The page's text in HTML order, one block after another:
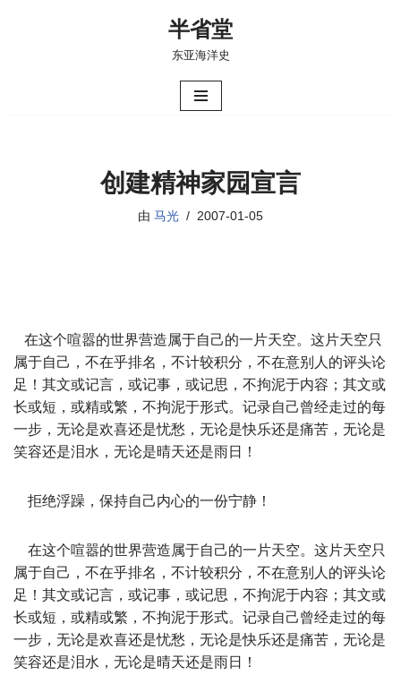
半省堂
东亚海洋史
创建精神家园宣言
由 马光 2007-01-05
在这个喧嚣的世界营造属于自己的一片天空。这片天空只
属于自己，不在乎排名，不计较积分，不在意别人的评头论
足！其文或记言，或记事，或记思，不拘泥于内容；其文或
长或短，或精或繁，不拘泥于形式。记录自己曾经走过的每
一步，无论是欢喜还是忧愁，无论是快乐还是痛苦，无论是
笑容还是泪水，无论是晴天还是雨日！
拒绝浮躁，保持自己内心的一份宁静！
在这个喧嚣的世界营造属于自己的一片天空。这片天空只
属于自己，不在乎排名，不计较积分，不在意别人的评头论
足！其文或记言，或记事，或记思，不拘泥于内容；其文或
长或短，或精或繁，不拘泥于形式。记录自己曾经走过的每
一步，无论是欢喜还是忧愁，无论是快乐还是痛苦，无论是
笑容还是泪水，无论是晴天还是雨日！